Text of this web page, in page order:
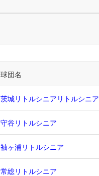
球団名
茨城リトルシニアリトルシニア
守谷リトルシニア
袖ヶ浦リトルシニア
常総リトルシニア